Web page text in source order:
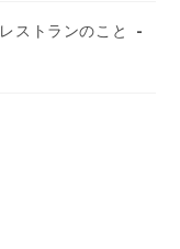
レストランのこと